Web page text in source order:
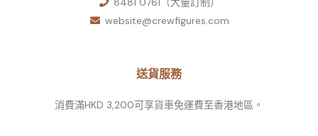
website@crewfigures.com
送貨服務
消費滿HKD 3,200可享貨車免運費至香港地區。